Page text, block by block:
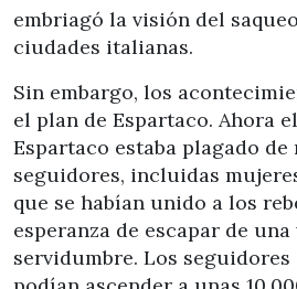
embriagó la visión del
ciudades italianas.
Sin embargo, los
el plan de Espartaco. Ahora
Espartaco estaba plagado de
seguidores, incluidas
que se habían unido a los
esperanza de escapar de una
servidumbre. Los